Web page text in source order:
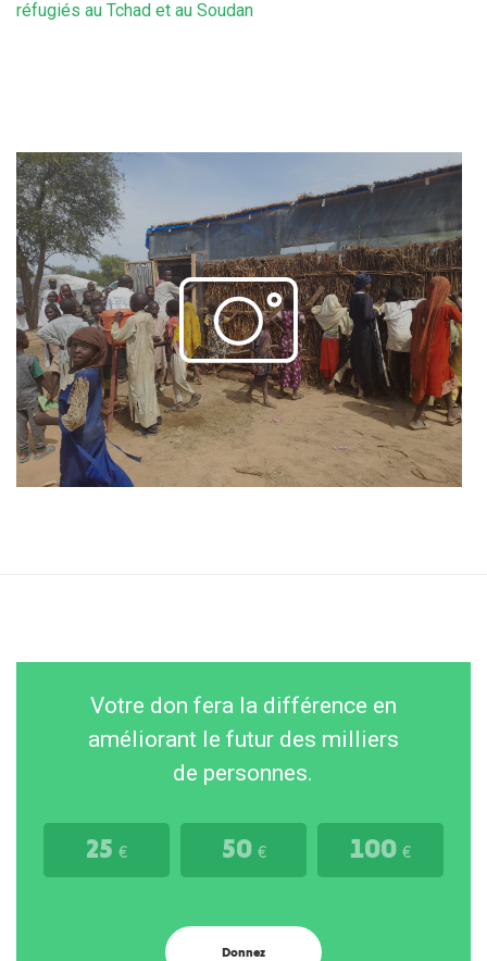
réfugiés au Tchad et au Soudan
Votre don fera la différence en
améliorant le futur des milliers
de personnes.
25 € 50 € 100 €
Donnez